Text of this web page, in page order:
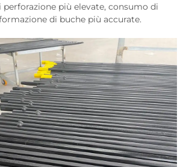
più elevate, consumo di
di buche più accurate.